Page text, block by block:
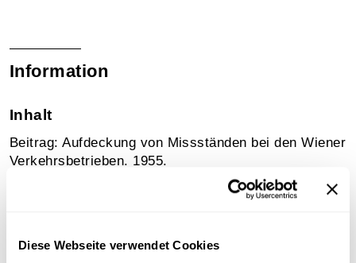
Diese Webseite verwendet Cookies
Information
Inhalt
Beitrag: Aufdeckung von Missständen bei den Wiener
Verkehrsbetrieben. 1955.
Sammlungszuordnung